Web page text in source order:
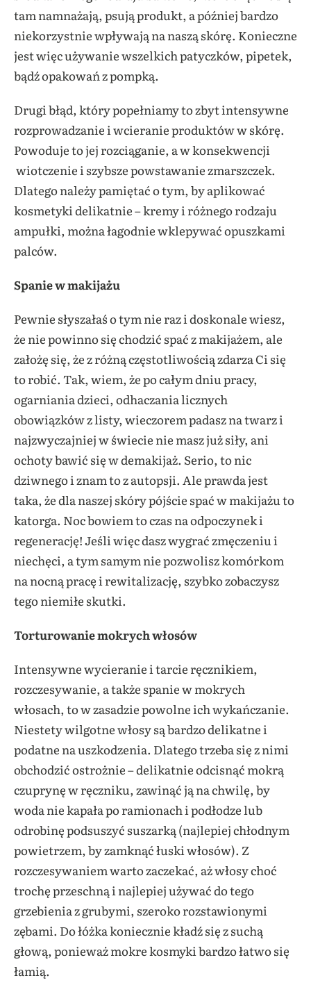
tam namnażają, psują produkt, a później bardzo
niekorzystnie wpływają na naszą skórę. Konieczne
jest więc używanie wszelkich patyczków, pipetek,
bądź opakowań z pompką.
Drugi błąd, który popełniamy to zbyt intensywne
rozprowadzanie i wcieranie produktów w skórę.
Powoduje to jej rozciąganie, a w konsekwencji
wiotczenie i szybsze powstawanie zmarszczek.
Dlatego należy pamiętać o tym, by aplikować
kosmetyki delikatnie – kremy i różnego rodzaju
ampułki, można łagodnie wklepywać opuszkami
palców.
Spanie w makijażu
Pewnie słyszałaś o tym nie raz i doskonale wiesz,
że nie powinno się chodzić spać z makijażem, ale
założę się, że z różną częstotliwością zdarza Ci się
to robić. Tak, wiem, że po całym dniu pracy,
ogarniania dzieci, odhaczania licznych
obowiązków z listy, wieczorem padasz na twarz i
najzwyczajniej w świecie nie masz już siły, ani
ochoty bawić się w demakijaż. Serio, to nic
dziwnego i znam to z autopsji. Ale prawda jest
taka, że dla naszej skóry pójście spać w makijażu to
katorga. Noc bowiem to czas na odpoczynek i
regenerację! Jeśli więc dasz wygrać zmęczeniu i
niechęci, a tym samym nie pozwolisz komórkom
na nocną pracę i rewitalizację, szybko zobaczysz
tego niemiłe skutki.
Torturowanie mokrych włosów
Intensywne wycieranie i tarcie ręcznikiem,
rozczesywanie, a także spanie w mokrych
włosach, to w zasadzie powolne ich wykańczanie.
Niestety wilgotne włosy są bardzo delikatne i
podatne na uszkodzenia. Dlatego trzeba się z nimi
obchodzić ostrożnie – delikatnie odcisnąć mokrą
czuprynę w ręczniku, zawinąć ją na chwilę, by
woda nie kapała po ramionach i podłodze lub
odrobinę podsuszyć suszarką (najlepiej chłodnym
powietrzem, by zamknąć łuski włosów). Z
rozczesywaniem warto zaczekać, aż włosy choć
trochę przeschną i najlepiej używać do tego
grzebienia z grubymi, szeroko rozstawionymi
zębami. Do łóżka koniecznie kładź się z suchą
głową, ponieważ mokre kosmyki bardzo łatwo się
łamią.